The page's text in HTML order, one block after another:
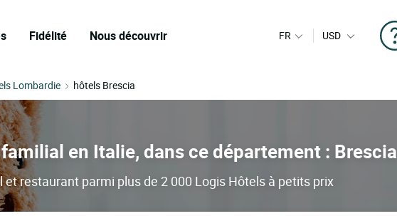
Fidélité Nous découvrir FR USD
Lombardie hôtels Brescia
en Italie, dans ce département : Brescia
et restaurant parmi plus de 2 000 Logis Hôtels à petits prix